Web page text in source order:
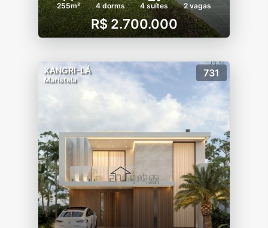
255m² 4 dorms 4 suítes 2 vagas
R$ 2.700.000
XANGRI-LÁ
Maristela
731